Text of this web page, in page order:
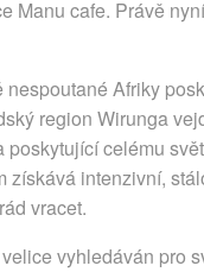
Manu cafe. Právě
Afriky
region Wirunga
celému
získává intenzivní,
vracet.
vyhledáván pro